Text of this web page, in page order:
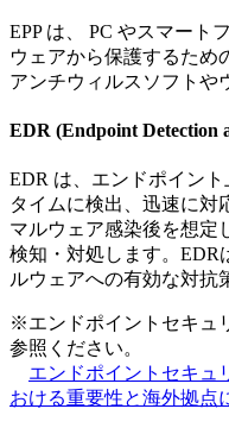
EPP は、 PC やスマート
ウェアから保護するため
アンチウィルスソフトや
EDR (Endpoint Detection
EDR は、エンドポイン
タイムに検出、迅速に対
マルウェア感染後を想定
検知・対処します。EDR
ルウェアへの有効な対抗
※エンドポイントセキュ
参照ください。
エンドポイントセキュ
おける重要性と海外拠点